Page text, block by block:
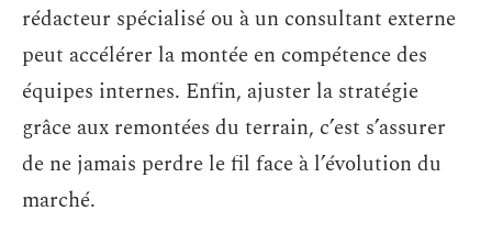
rédacteur spécialisé ou à un consultant externe
peut accélérer la montée en compétence des
équipes internes. Enfin, ajuster la stratégie
grâce aux remontées du terrain, c’est s’assurer
de ne jamais perdre le fil face à l’évolution du
marché.